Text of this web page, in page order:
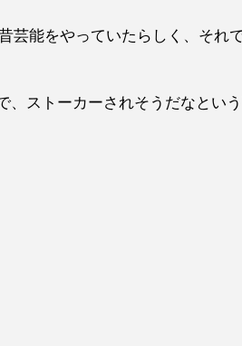
芸能をやっていたらしく、それ
、ストーカーされそうだなとい